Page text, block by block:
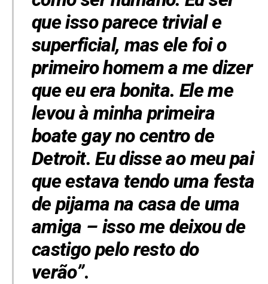
que isso parece trivial e
superficial, mas ele foi o
primeiro homem a me dizer
que eu era bonita. Ele me
levou à minha primeira
boate gay no centro de
Detroit. Eu disse ao meu pai
que estava tendo uma festa
de pijama na casa de uma
amiga – isso me deixou de
castigo pelo resto do
verão”.